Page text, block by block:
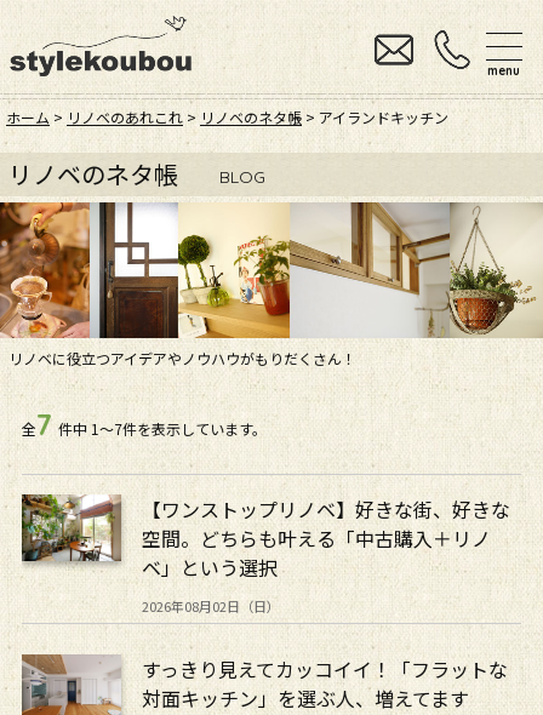
menu
ホーム > リノベのあれこれ > リノベのネタ帳 > アイランドキッチン
リノベのネタ帳 BLOG
リノベに役立つアイデアやノウハウがもりだくさん！
全7 件中 1〜7件を表示しています。
【ワンストップリノベ】好きな街、好きな
空間。どちらも叶える「中古購入＋リノ
ベ」という選択
2026年08月02日（日）
すっきり見えてカッコイイ！「フラットな
対面キッチン」を選ぶ人、増えてます